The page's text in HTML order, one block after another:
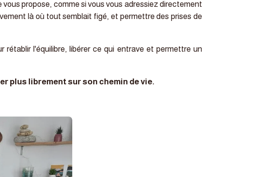
vous propose, comme si vous vous adressiez directement
là où tout semblait figé, et permettre des prises de
rétablir l'équilibre, libérer ce qui entrave et permettre un
plus librement sur son chemin de vie.